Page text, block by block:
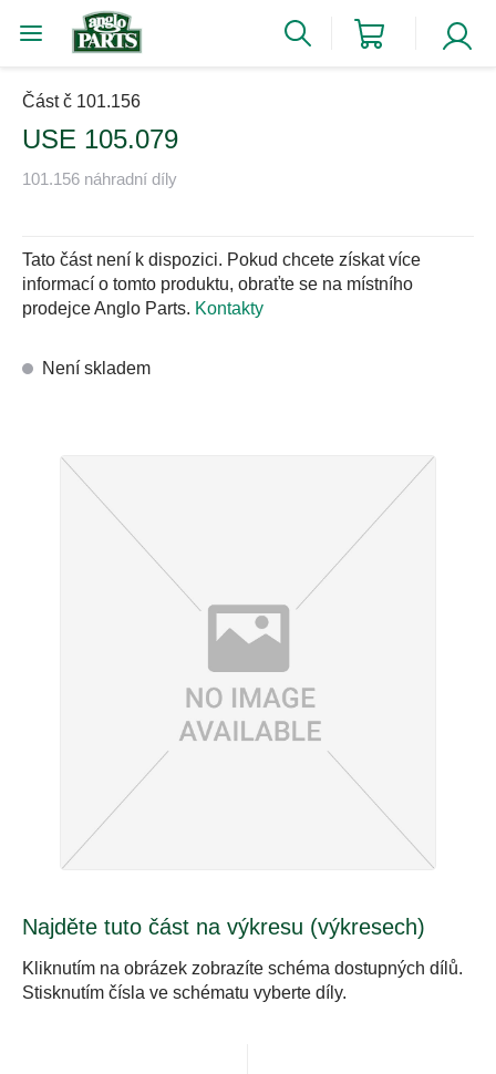
Část č 101.156
USE 105.079
101.156 náhradní díly
Tato část není k dispozici. Pokud chcete získat více
informací o tomto produktu, obraťte se na místního
prodejce Anglo Parts. Kontakty
Není skladem
Najděte tuto část na výkresu (výkresech)
Kliknutím na obrázek zobrazíte schéma dostupných dílů.
Stisknutím čísla ve schématu vyberte díly.